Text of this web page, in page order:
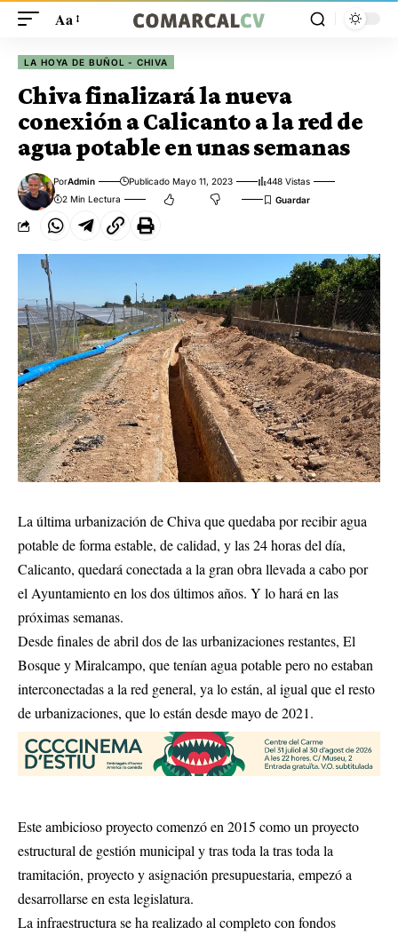
Aa
LA HOYA DE BUÑOL - CHIVA
Chiva finalizará la nueva
conexión a Calicanto a la red de
agua potable en unas semanas
PorAdmin Publicado Mayo 11, 2023
448 Vistas
2 Min Lectura
La última urbanización de Chiva que quedaba por recibir agua
potable de forma estable, de calidad, y las 24 horas del día,
Calicanto, quedará conectada a la gran obra llevada a cabo por
el Ayuntamiento en los dos últimos años. Y lo hará en las
próximas semanas.
Desde finales de abril dos de las urbanizaciones restantes, El
Bosque y Miralcampo, que tenían agua potable pero no estaban
interconectadas a la red general, ya lo están, al igual que el resto
de urbanizaciones, que lo están desde mayo de 2021.
Este ambicioso proyecto comenzó en 2015 como un proyecto
estructural de gestión municipal y tras toda la tras toda la
tramitación, proyecto y asignación presupuestaria, empezó a
desarrollarse en esta legislatura.
La infraestructura se ha realizado al completo con fondos